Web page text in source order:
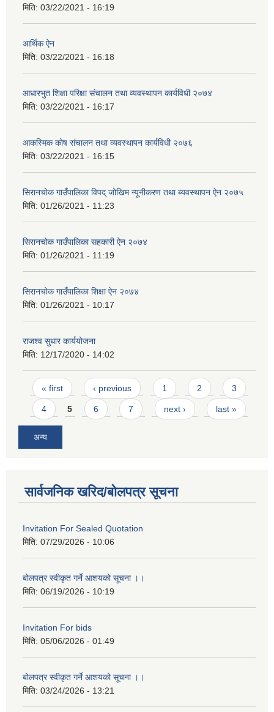
मिति: 03/22/2021 - 16:19
आर्थिक ऐन
मिति: 03/22/2021 - 16:18
आधारभुत शिक्षा परिक्षा संचालन तथा व्यवस्थापन कार्यविधी २०७४
मिति: 03/22/2021 - 16:17
आकस्मिक कोष संचालन तथा व्यवस्थापन कार्यविधी २०७६
मिति: 03/22/2021 - 16:15
सिरानचोक गाउँपालिका विपद् जोखिम न्यूनीकरण तथा ब्यवस्थापन ऐन २०७५
मिति: 01/26/2021 - 11:23
सिरानचोक गाउँपालिका सहकारी ऐन २०७४
मिति: 01/26/2021 - 11:19
सिरानचोक गाउँपालिका शिक्षा ऐन २०७४
मिति: 01/26/2021 - 10:17
राजश्व सुधार कार्ययोजना
मिति: 12/17/2020 - 14:02
Pages
« first ‹ previous 1 2 3
4 5 6 7 next › last »
अन्य
सार्वजनिक खरिद/बोलपत्र सूचना
Invitation For Sealed Quotation
मिति: 07/29/2026 - 10:06
बोलपत्र स्वीकृत गर्ने आशयको सूचना ।।
मिति: 06/19/2026 - 10:19
Invitation For bids
मिति: 05/06/2026 - 01:49
बोलपत्र स्वीकृत गर्ने आशयको सूचना ।।
मिति: 03/24/2026 - 13:21